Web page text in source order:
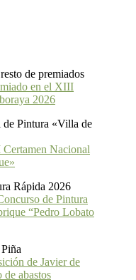
en el XIII
2026
Nacional
de Pintura
“Pedro Lobato
de Javier de
de abastos